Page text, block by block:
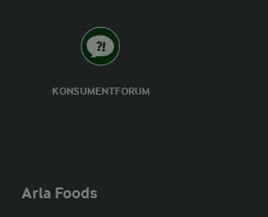
KONSUMENTFORUM
Arla Foods